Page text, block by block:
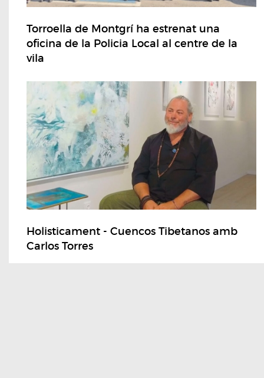
Torroella de Montgrí ha estrenat una
oficina de la Policia Local al centre de la
vila
Holisticament - Cuencos Tibetanos amb
Carlos Torres